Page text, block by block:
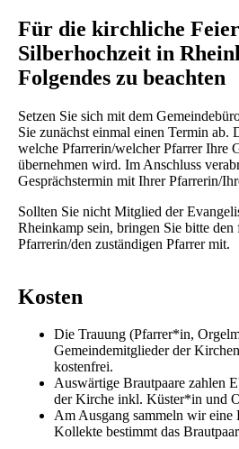
Für die kirchliche
Silberhochzeit in
Folgendes zu beachten
Setzen Sie sich mit dem
Sie zunächst einmal einen Termin
welche Pfarrerin/welcher Pfarrer Ihre
übernehmen wird. Im Anschluss
Gesprächstermin mit Ihrer Pfarrerin/
Sollten Sie nicht Mitglied der
Rheinkamp sein, bringen Sie bitte den
Pfarrerin/den zuständigen Pfarrer mit.
Kosten
Die Trauung (Pfarrer*in,
Gemeindemitglieder der
kostenfrei.
Auswärtige Brautpaare zahlen
der Kirche inkl. Küster*in und
Am Ausgang sammeln wir
Kollekte bestimmt das